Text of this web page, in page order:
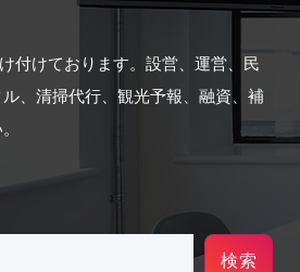
付けております。設営、運営、民
、清掃代行、観光予報、融資、補
検索